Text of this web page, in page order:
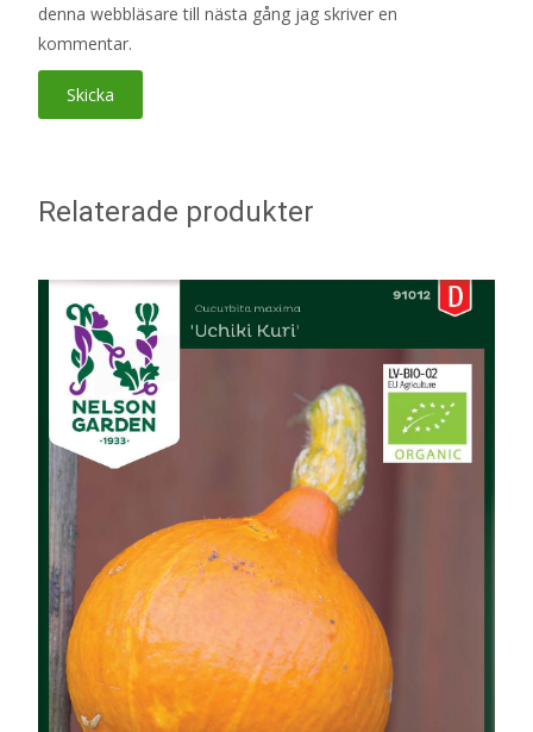
denna webbläsare till nästa gång jag skriver en
kommentar.
Relaterade produkter